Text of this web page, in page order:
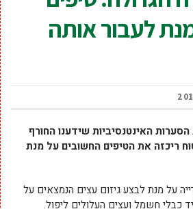
לעבור אותה
האינטנסיביות שידענו החורף
ריכזה את הטיפים החשובים על מנת
על מנת לבצע גיזום עצים הנמצאים על
כבלי חשמל ועצים העלולים ליפול.